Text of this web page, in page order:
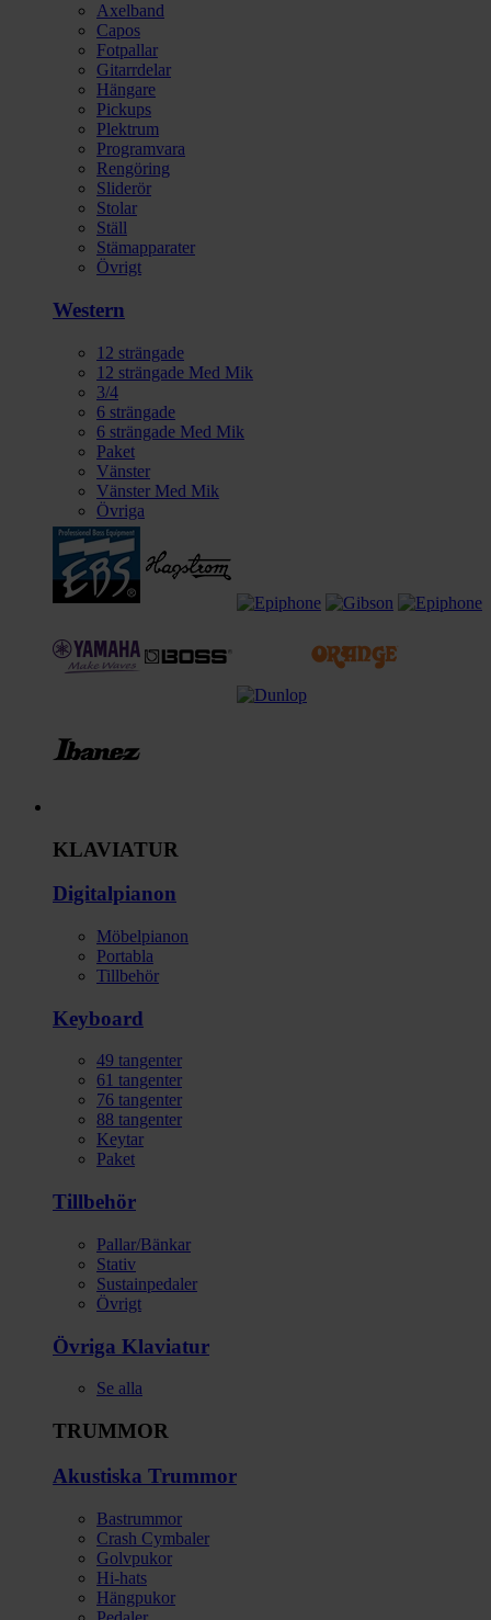
Axelband
Capos
Fotpallar
Gitarrdelar
Hängare
Pickups
Plektrum
Programvara
Rengöring
Sliderör
Stolar
Ställ
Stämapparater
Övrigt
Western
12 strängade
12 strängade Med Mik
3/4
6 strängade
6 strängade Med Mik
Paket
Vänster
Vänster Med Mik
Övriga
KLAVIATUR
Digitalpianon
Möbelpianon
Portabla
Tillbehör
Keyboard
49 tangenter
61 tangenter
76 tangenter
88 tangenter
Keytar
Paket
Tillbehör
Pallar/Bänkar
Stativ
Sustainpedaler
Övrigt
Övriga Klaviatur
Se alla
TRUMMOR
Akustiska Trummor
Bastrummor
Crash Cymbaler
Golvpukor
Hi-hats
Hängpukor